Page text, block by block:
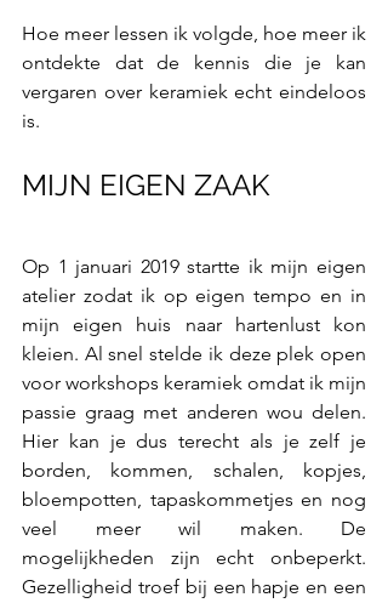
Hoe meer lessen ik volgde, hoe meer ik
ontdekte dat de kennis die je kan
vergaren over keramiek echt eindeloos
is.
MIJN EIGEN ZAAK
Op 1 januari 2019 startte ik mijn eigen
atelier zodat ik op eigen tempo en in
mijn eigen huis naar hartenlust kon
kleien. Al snel stelde ik deze plek open
voor workshops keramiek omdat ik mijn
passie graag met anderen wou delen.
Hier kan je dus terecht als je zelf je
borden, kommen, schalen, kopjes,
bloempotten, tapaskommetjes en nog
veel meer wil maken. De
mogelijkheden zijn echt onbeperkt.
Gezelligheid troef bij een hapje en een